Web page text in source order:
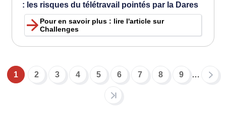
: les risques du télétravail pointés par la Dares
Pour en savoir plus : lire l'article sur
Challenges
Pagination
Page
1 Page
2 Page
3 Page
4 Page
5 Page
6 Page
7 Page
8 Page
9 …